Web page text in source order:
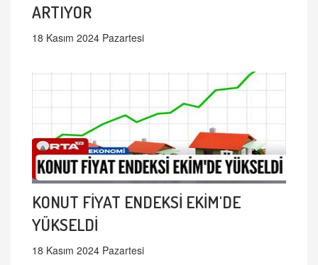
ARTIYOR
18 Kasım 2024 Pazartesi
KONUT FİYAT ENDEKSİ EKİM'DE
YÜKSELDİ
18 Kasım 2024 Pazartesi